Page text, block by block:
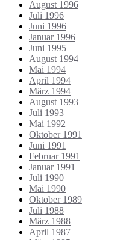
August 1996
Juli 1996
Juni 1996
Januar 1996
Juni 1995
August 1994
Mai 1994
April 1994
März 1994
August 1993
Juli 1993
Mai 1992
Oktober 1991
Juni 1991
Februar 1991
Januar 1991
Juli 1990
Mai 1990
Oktober 1989
Juli 1988
März 1988
April 1987